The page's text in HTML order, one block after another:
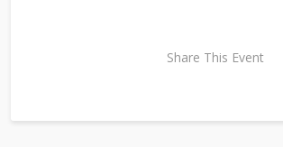
Share This Event